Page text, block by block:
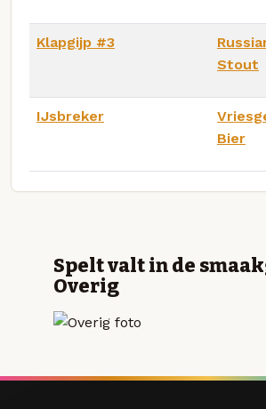
Klapgijp #3
Stout
IJsbreker
Bier
Spelt valt in de
Overig